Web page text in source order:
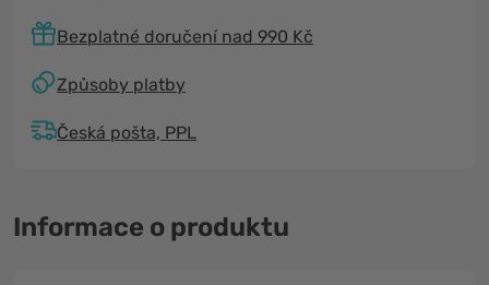
Bezplatné doručení nad 990 Kč
Způsoby platby
Česká pošta, PPL
Informace o produktu